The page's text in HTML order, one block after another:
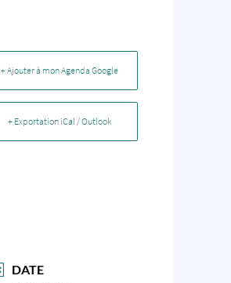
+ Ajouter à mon Agenda Google
+ Exportation iCal / Outlook
DATE